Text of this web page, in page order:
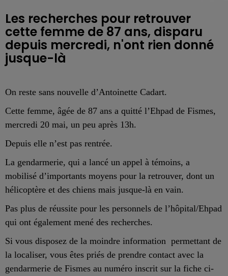
Les recherches pour retrouver
cette femme de 87 ans, disparu
depuis mercredi, n'ont rien donné
jusque-là
On reste sans nouvelle d’Antoinette Cadart.
Cette femme, âgée de 87 ans a quitté l’Ehpad de Fismes,
mercredi 20 mai, un peu après 13h.
Depuis elle n’est pas rentrée.
La gendarmerie, qui a lancé un appel à témoins, a
mobilisé d’importants moyens pour la retrouver, dont un
hélicoptère et des chiens mais jusque-là en vain.
Pas plus de réussite pour les personnels de l’hôpital/Ehpad
qui ont également mené des recherches.
Si vous disposez de la moindre information permettant de
la localiser, vous êtes priés de prendre contact avec la
gendarmerie de Fismes au numéro inscrit sur la fiche ci-